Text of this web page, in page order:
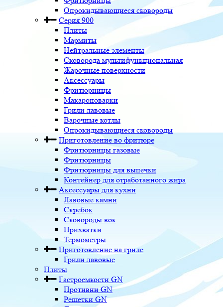
Опрокидывающиеся сковороды
Серия 900
Плиты
Мармиты
Нейтральные элементы
Сковорода мультифункциональная
Жарочные поверхности
Аксессуары
Фритюрницы
Макароноварки
Грили лавовые
Варочные котлы
Опрокидывающиеся сковороды
Приготовление во фритюре
Фритюрницы газовые
Фритюрницы
Фритюрницы для выпечки
Контейнер для отработанного жира
Аксессуары для кухни
Лавовые камни
Скребок
Сковороды вок
Прихватки
Термометры
Приготовление на гриле
Грили лавовые
Плиты
Гастроемкости GN
Противни GN
Решетки GN